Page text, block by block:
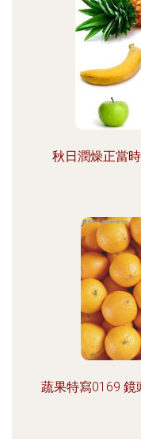
秋日潤燥正當
蔬果特寫0169 鏡